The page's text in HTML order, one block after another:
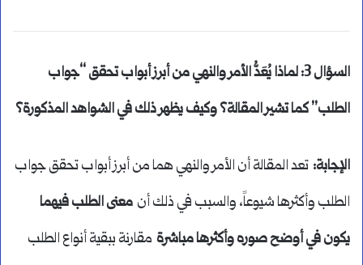
السؤال 3: لماذا يُعَدُّ الأمر والنهي من أبرز أبواب تحقق “جواب
الطلب” كما تشير المقالة؟ وكيف يظهر ذلك في الشواهد المذكورة؟
الإجابة: تعد المقالة أن الأمر والنهي هما من أبرز أبواب تحقق جواب
الطلب وأكثرها شيوعاً، والسبب في ذلك أن معنى الطلب فيهما
يكون في أوضح صوره وأكثرها مباشرة مقارنة ببقية أنواع الطلب